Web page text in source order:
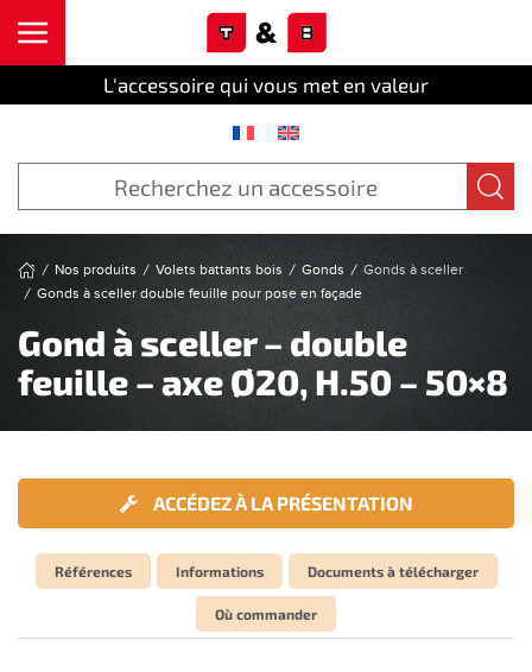
L'accessoire qui vous met en valeur
Nos produits Volets battants bois Gonds
Gonds à sceller
Gonds à sceller double feuille pour pose en façade
Gond à sceller – double
feuille – axe Ø20, H.50 – 50×8
ACCÉDEZ À LA PRÉSENTATION
Références Informations Documents à télécharger
Où commander
Cookies management panel